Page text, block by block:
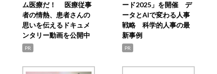
ム医療だ！ 医療従事
者の情熱、患者さんの
思いを伝えるドキュメ
ンタリー動画を公開中
PR
ード2025」を開催 デ
ータとAIで変わる人事
戦略 科学的人事の最
新事例
PR